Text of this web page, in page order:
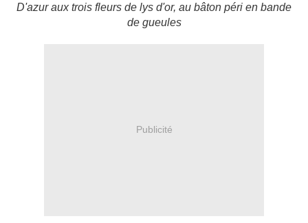
D'azur aux trois fleurs de lys d'or, au bâton péri en bande
de gueules
Publicité